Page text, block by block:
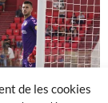
de les cookies